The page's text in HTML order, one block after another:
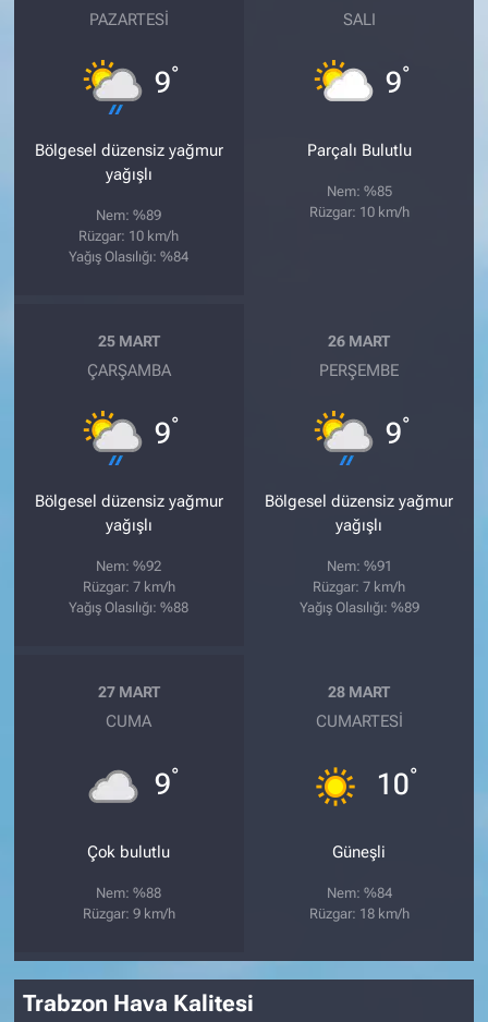
PAZARTESI
9°
Bölgesel düzensiz yağmur
yağışlı
Nem: %89
Rüzgar: 10 km/h
Yağış Olasılığı: %84
SALI
9°
Parçalı Bulutlu
Nem: %85
Rüzgar: 10 km/h
25 MART
ÇARŞAMBA
9°
Bölgesel düzensiz yağmur
yağışlı
Nem: %92
Rüzgar: 7 km/h
Yağış Olasılığı: %88
26 MART
PERŞEMBE
9°
Bölgesel düzensiz yağmur
yağışlı
Nem: %91
Rüzgar: 7 km/h
Yağış Olasılığı: %89
27 MART
CUMA
9°
Çok bulutlu
Nem: %88
Rüzgar: 9 km/h
28 MART
CUMARTESI
10°
Güneşli
Nem: %84
Rüzgar: 18 km/h
Trabzon Hava Kalitesi